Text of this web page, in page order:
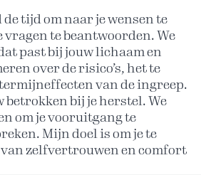
tijd om naar je wensen te
te beantwoorden. We
past bij jouw lichaam en
over de risico’s, het te
van de ingreep.
betrokken bij je herstel. We
om je vooruitgang te
Mijn doel is om je te
zelfvertrouwen en comfort